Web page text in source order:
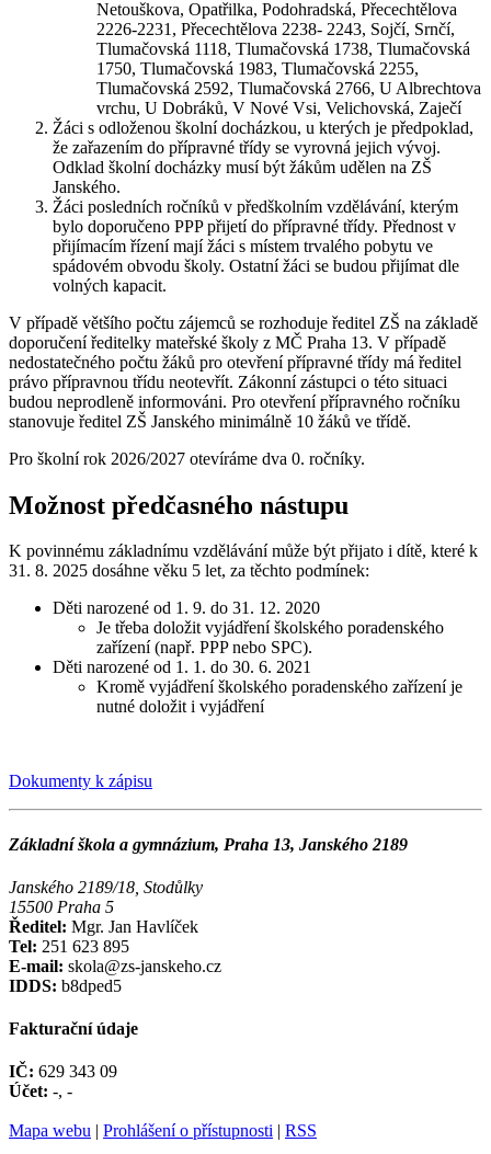
Netouškova, Opatřilka, Podohradská, Přecechtělova
2226-2231, Přecechtělova 2238- 2243, Sojčí, Srnčí,
Tlumačovská 1118, Tlumačovská 1738, Tlumačovská
1750, Tlumačovská 1983, Tlumačovská 2255,
Tlumačovská 2592, Tlumačovská 2766, U Albrechtova
vrchu, U Dobráků, V Nové Vsi, Velichovská, Zaječí
Žáci s odloženou školní docházkou, u kterých je předpoklad,
že zařazením do přípravné třídy se vyrovná jejich vývoj.
Odklad školní docházky musí být žákům udělen na ZŠ
Janského.
Žáci posledních ročníků v předškolním vzdělávání, kterým
bylo doporučeno PPP přijetí do přípravné třídy. Přednost v
přijímacím řízení mají žáci s místem trvalého pobytu ve
spádovém obvodu školy. Ostatní žáci se budou přijímat dle
volných kapacit.
V případě většího počtu zájemců se rozhoduje ředitel ZŠ na základě
doporučení ředitelky mateřské školy z MČ Praha 13. V případě
nedostatečného počtu žáků pro otevření přípravné třídy má ředitel
právo přípravnou třídu neotevřít. Zákonní zástupci o této situaci
budou neprodleně informováni. Pro otevření přípravného ročníku
stanovuje ředitel ZŠ Janského minimálně 10 žáků ve třídě.
Pro školní rok 2026/2027 otevíráme dva 0. ročníky.
Možnost předčasného nástupu
K povinnému základnímu vzdělávání může být přijato i dítě, které k
31. 8. 2025 dosáhne věku 5 let, za těchto podmínek:
Děti narozené od 1. 9. do 31. 12. 2020
Je třeba doložit vyjádření školského poradenského
zařízení (např. PPP nebo SPC).
Děti narozené od 1. 1. do 30. 6. 2021
Kromě vyjádření školského poradenského zařízení je
nutné doložit i vyjádření
Dokumenty k zápisu
Základní škola a gymnázium, Praha 13, Janského 2189
Janského 2189/18, Stodůlky
15500 Praha 5
Ředitel: Mgr. Jan Havlíček
Tel: 251 623 895
E-mail: skola@zs-janskeho.cz
IDDS: b8dped5
Fakturační údaje
IČ: 629 343 09
Účet: -, -
Mapa webu Prohlášení o přístupnosti RSS